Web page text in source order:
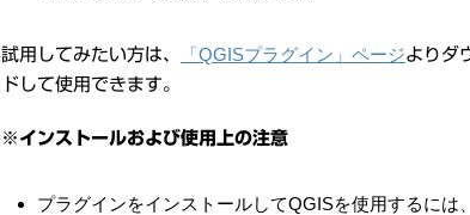
試用してみたい方は、 「QGISプラグイン」ページよりダ
ドして使用できます。
※インストールおよび使用上の注意
プラグインをインストールしてQGISを使用するに